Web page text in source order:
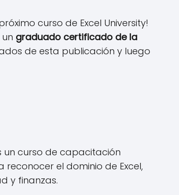
curso de Excel University!
graduado certificado de la
de esta publicación y luego
un curso de capacitación
el dominio de Excel,
y finanzas.